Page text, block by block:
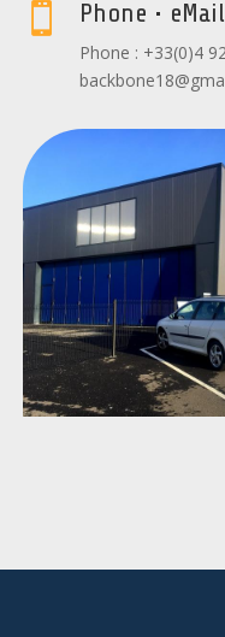
 Phone • eMail
Phone : +33(0)4